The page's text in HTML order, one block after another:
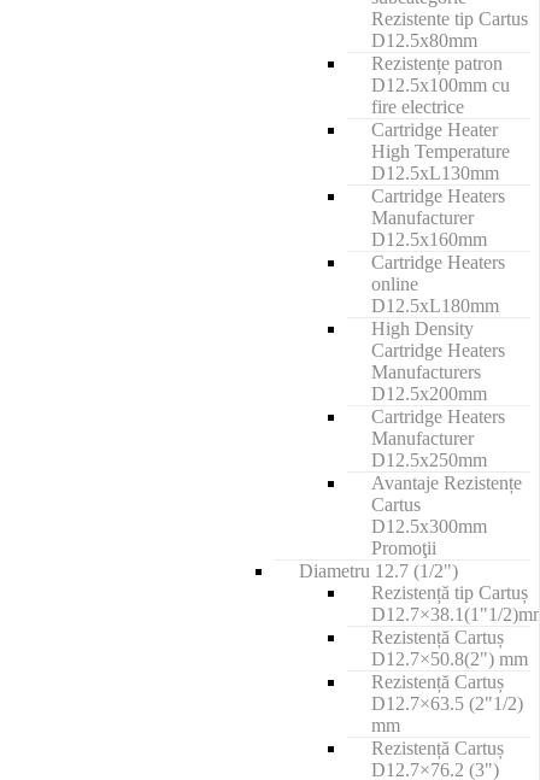
Rezistente tip Cartus
D12.5x80mm
Rezistențe patron
D12.5x100mm cu
fire electrice
Cartridge Heater
High Temperature
D12.5xL130mm
Cartridge Heaters
Manufacturer
D12.5x160mm
Cartridge Heaters
online
D12.5xL180mm
High Density
Cartridge Heaters
Manufacturers
D12.5x200mm
Cartridge Heaters
Manufacturer
D12.5x250mm
Avantaje Rezistențe
Cartus
D12.5x300mm
Promoţii
Diametru 12.7 (1/2")
Rezistență tip Cartuș
D12.7×38.1(1"1/
Rezistență Cartuș
D12.7×50.8(2") mm
Rezistență Cartuș
D12.7×63.5 (2"1/2)
mm
Rezistență Cartuș
D12.7×76.2 (3")